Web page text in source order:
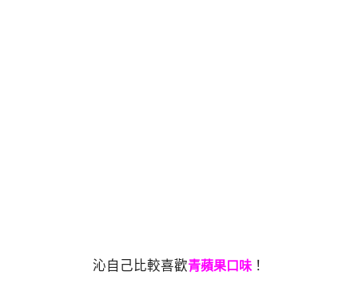
沁自己比較喜歡青蘋果口味 ！